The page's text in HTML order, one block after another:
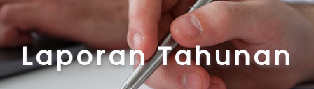
Laporan Tahunan